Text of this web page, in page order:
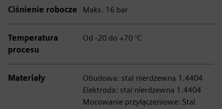
Ciśnienie robocze Maks. 16 bar
Temperatura
procesu
Od -20 do +70 °C
Materiały
Obudowa: stal nierdzewna 1.4404
Elektroda: stal nierdzewna 1.4404
Mocowanie przyłączeniowe: Stal